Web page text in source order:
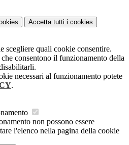
Accetta tutti i cookies
scegliere quali cookie consentire.
consentono il funzionamento della
necessari al funzionamento potete
.
non possono essere
l'elenco nella pagina della cookie